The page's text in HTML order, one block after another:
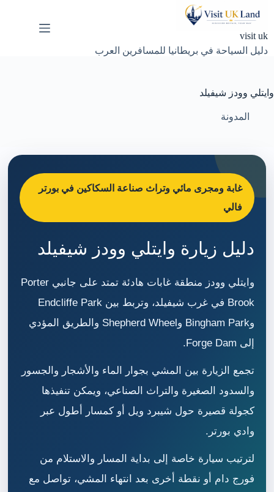
visit uk
دليل السياحة في بريطانيا للمسافرين العرب
وايتلي وودز شيفيلد
المدونة
غابة ومجرى مائي وتراث صناعة السكاكين في بورتر
فالي
دليل زيارة وايتلي وودز شيفيلد
وايتلي وودز منطقة غابات هادئة تمتد على جانبي Porter
Brook في غرب شيفيلد، وتربط بين Endcliffe Park
وBingham Park وShepherd Wheel والطريق المؤدي
إلى Forge Dam.
تجمع الزيارة بين المشي بجوار الماء والأشجار والجسور
والسدود الصغيرة والتراث الصناعي، ويمكن تنفيذها
كجولة قصيرة حول شيبرد ويل أو كمسار أطول عبر
وادي بورتر.
لترتيب سيارة خاصة إلى بداية المسار والاستلام من
فورج دام أو نقطة أخرى بعد انتهاء المشي، تواصل مع